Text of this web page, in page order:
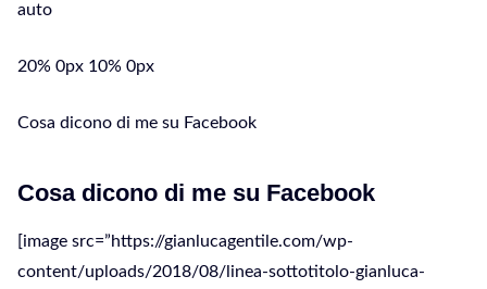
auto
20% 0px 10% 0px
Cosa dicono di me su Facebook
Cosa dicono di me su Facebook
[image src=”https://gianlucagentile.com/wp-
content/uploads/2018/08/linea-sottotitolo-gianluca-